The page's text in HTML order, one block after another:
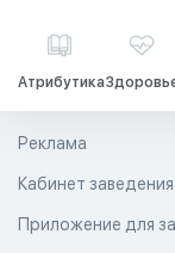
Атрибутика
Реклама
Кабинет заведения
Приложение для